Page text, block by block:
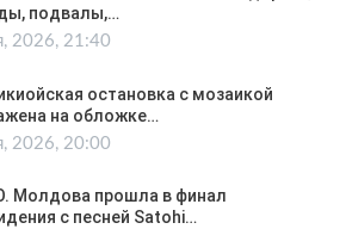
подвалы,…
2026, 21:40
остановка с мозаикой
на обложке…
2026, 20:00
Молдова прошла в финал
с песней Satohi…